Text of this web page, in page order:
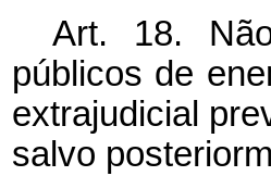
Art. 18.
públicos de
extrajudicial
salvo